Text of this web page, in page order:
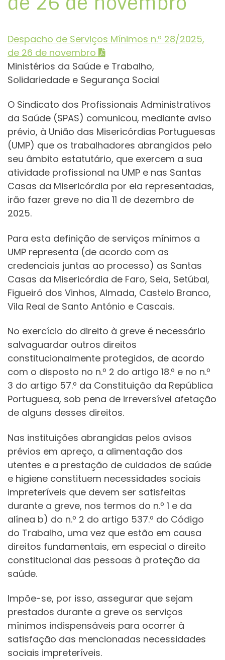
Despacho de Serviços Mínimos n.º 28/2025,
de 26 de novembro
Ministérios da Saúde e Trabalho,
Solidariedade e Segurança Social
O Sindicato dos Profissionais Administrativos
da Saúde (SPAS) comunicou, mediante aviso
prévio, à União das Misericórdias Portuguesas
(UMP) que os trabalhadores abrangidos pelo
seu âmbito estatutário, que exercem a sua
atividade profissional na UMP e nas Santas
Casas da Misericórdia por ela representadas,
irão fazer greve no dia 11 de dezembro de
2025.
Para esta definição de serviços mínimos a
UMP representa (de acordo com as
credenciais juntas ao processo) as Santas
Casas da Misericórdia de Faro, Seia, Setúbal,
Figueiró dos Vinhos, Almada, Castelo Branco,
Vila Real de Santo António e Cascais.
No exercício do direito à greve é necessário
salvaguardar outros direitos
constitucionalmente protegidos, de acordo
com o disposto no n.º 2 do artigo 18.º e no n.º
3 do artigo 57.º da Constituição da República
Portuguesa, sob pena de irreversível afetação
de alguns desses direitos.
Nas instituições abrangidas pelos avisos
prévios em apreço, a alimentação dos
utentes e a prestação de cuidados de saúde
e higiene constituem necessidades sociais
impreteríveis que devem ser satisfeitas
durante a greve, nos termos do n.º 1 e da
alínea b) do n.º 2 do artigo 537.º do Código
do Trabalho, uma vez que estão em causa
direitos fundamentais, em especial o direito
constitucional das pessoas à proteção da
saúde.
Impõe-se, por isso, assegurar que sejam
prestados durante a greve os serviços
mínimos indispensáveis para ocorrer à
satisfação das mencionadas necessidades
sociais impreteríveis.